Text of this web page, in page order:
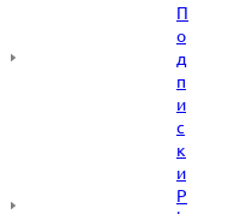
П
о
д
п
и
с
к
и
P